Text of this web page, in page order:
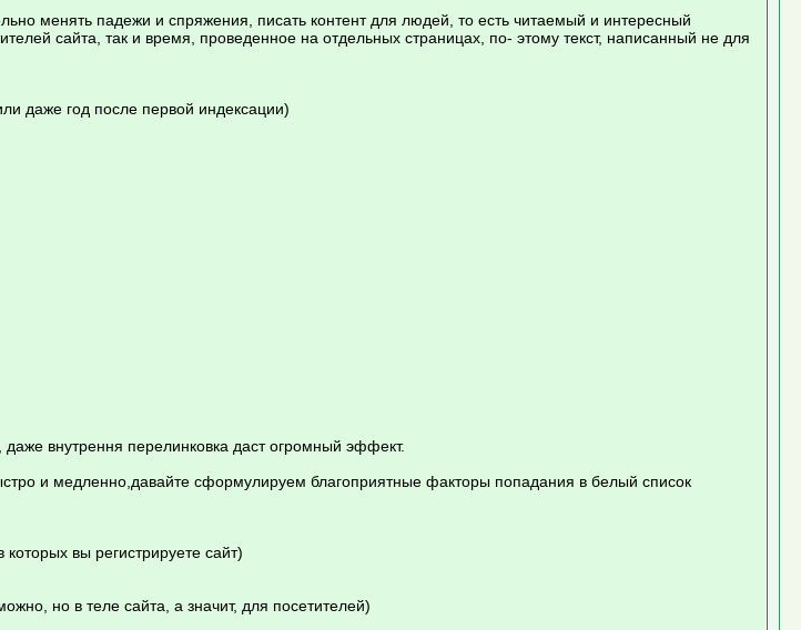
менять падежи и спряжения, писать контент для людей, то есть читаемый и интересный
сайта, так и время, проведенное на отдельных страницах, по- этому текст, написанный не для
даже год после первой индексации)
внутрення перелинковка даст огромный эффект.
и медленно,давайте сформулируем благоприятные факторы попадания в белый список
вы регистрируете сайт)
но в теле сайта, а значит, для посетителей)